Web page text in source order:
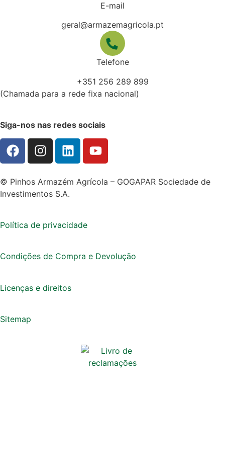
E-mail
geral@armazemagricola.pt
Telefone
+351 256 289 899
(Chamada para a rede fixa nacional)
Siga-nos nas redes sociais
© Pinhos Armazém Agrícola – GOGAPAR Sociedade de
Investimentos S.A.
Política de privacidade
Condições de Compra e Devolução
Licenças e direitos
Sitemap